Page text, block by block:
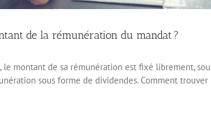
de la rémunération du mandat ?
montant de sa rémunération est fixé librement,
sous forme de dividendes. Comment